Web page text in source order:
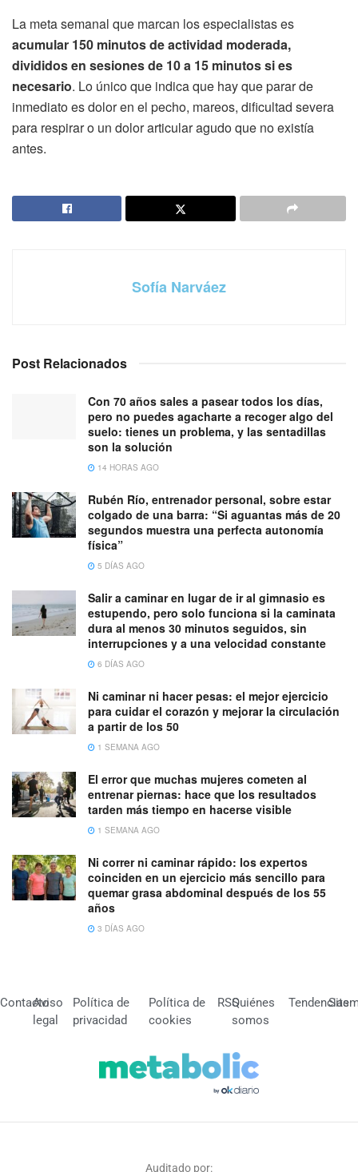
La meta semanal que marcan los especialistas es
acumular 150 minutos de actividad moderada,
divididos en sesiones de 10 a 15 minutos si es
necesario. Lo único que indica que hay que parar de
inmediato es dolor en el pecho, mareos, dificultad severa
para respirar o un dolor articular agudo que no existía
antes.
Sofía Narváez
Post Relacionados
Con 70 años sales a pasear todos los días,
pero no puedes agacharte a recoger algo del
suelo: tienes un problema, y las sentadillas
son la solución
14 HORAS AGO
Rubén Río, entrenador personal, sobre estar
colgado de una barra: “Si aguantas más de 20
segundos muestra una perfecta autonomía
física”
5 DÍAS AGO
Salir a caminar en lugar de ir al gimnasio es
estupendo, pero solo funciona si la caminata
dura al menos 30 minutos seguidos, sin
interrupciones y a una velocidad constante
6 DÍAS AGO
Ni caminar ni hacer pesas: el mejor ejercicio
para cuidar el corazón y mejorar la circulación
a partir de los 50
1 SEMANA AGO
El error que muchas mujeres cometen al
entrenar piernas: hace que los resultados
tarden más tiempo en hacerse visible
1 SEMANA AGO
Ni correr ni caminar rápido: los expertos
coinciden en un ejercicio más sencillo para
quemar grasa abdominal después de los 55
años
3 DÍAS AGO
ContactoAviso
legal
Política de
privacidad
Política de
cookies
RSSQuiénes
somos
Tendencias
Auditado por: